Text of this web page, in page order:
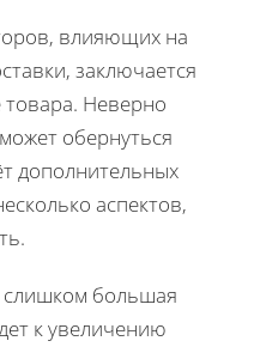
влияющих на
заключается
Неверно
обернуться
дополнительных
аспектов,
слишком большая
к увеличению